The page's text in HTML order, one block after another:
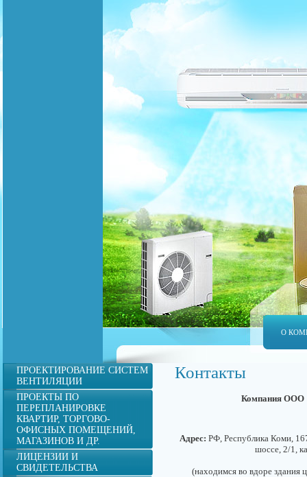
О
ПРОЕКТИРОВАНИЕ СИСТЕМ
ВЕНТИЛЯЦИИ
ПРОЕКТЫ ПО
ПЕРЕПЛАНИРОВКЕ
КВАРТИР, ТОРГОВО-
ОФИСНЫХ ПОМЕЩЕНИЙ,
МАГАЗИНОВ И ДР.
ЛИЦЕНЗИИ И
СВИДЕТЕЛЬСТВА
Контакты
Компания ООО
Адрес: РФ, Республика Коми,
шоссе, 2/1,
(находимся во вдоре здания